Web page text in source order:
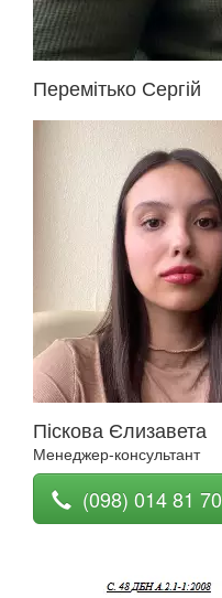
Перемітько Сергій
Піскова Єлизавета
Менеджер-консультант
(098) 014 81 70